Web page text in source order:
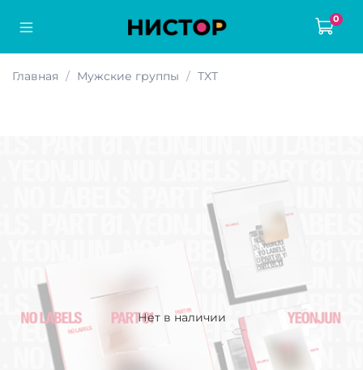
0
Главная Мужские группы TXT
Нет в наличии